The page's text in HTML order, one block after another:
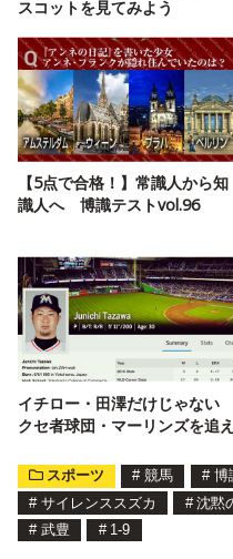
スコットを見てみよう
【5点で合格！】常識人から知
識人へ 博識テストvol.96
イチロー・田澤だけじゃない
クセ者球団・マーリンズを追え
スポーツ # 競馬 # 博
# サイレンススズカ # 沈黙
# 武豊 # 1-9